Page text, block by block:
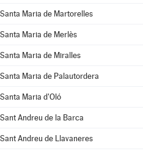
Santa Maria de Martorelles
Santa Maria de Merlès
Santa Maria de Miralles
Santa Maria de Palautordera
Santa Maria d'Oló
Sant Andreu de la Barca
Sant Andreu de Llavaneres